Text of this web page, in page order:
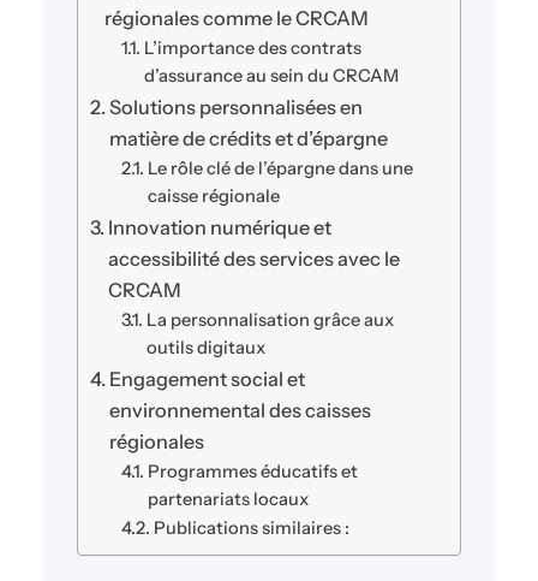
régionales comme le CRCAM
L’importance des contrats
d’assurance au sein du CRCAM
Solutions personnalisées en
matière de crédits et d’épargne
Le rôle clé de l’épargne dans une
caisse régionale
Innovation numérique et
accessibilité des services avec le
CRCAM
La personnalisation grâce aux
outils digitaux
Engagement social et
environnemental des caisses
régionales
Programmes éducatifs et
partenariats locaux
Publications similaires :